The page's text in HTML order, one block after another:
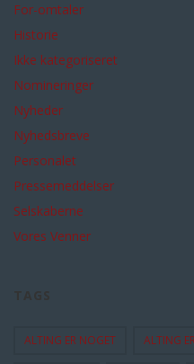
For-omtaler
Historie
Ikke kategoriseret
Nomineringer
Nyheder
Nyhedsbreve
Personalet
Pressemeddelser
Selskaberne
Vores Venner
ALTING ER NOGET ALTING